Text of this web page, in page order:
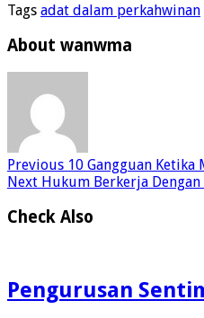
Tags adat dalam perkahwinan
About wanwma
Previous 10 Gangguan Ketika
Next Hukum Berkerja Dengan
Check Also
Pengurusan